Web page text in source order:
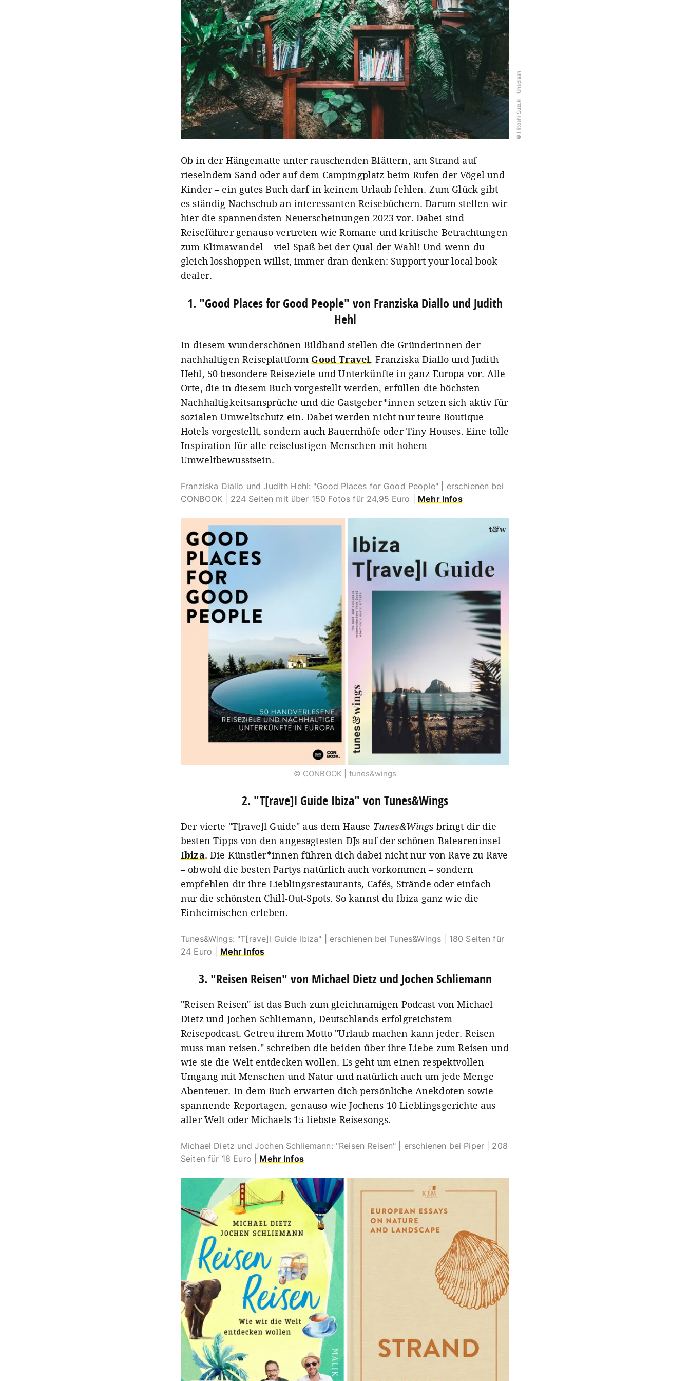
© Hitoshi Suzuki | Unsplash
Ob in der Hängematte unter rauschenden Blättern, am Strand auf
rieselndem Sand oder auf dem Campingplatz beim Rufen der Vögel und
Kinder – ein gutes Buch darf in keinem Urlaub fehlen. Zum Glück gibt
es ständig Nachschub an interessanten Reisebüchern. Darum stellen wir
hier die spannendsten Neuerscheinungen 2023 vor. Dabei sind
Reiseführer genauso vertreten wie Romane und kritische Betrachtungen
zum Klimawandel – viel Spaß bei der Qual der Wahl! Und wenn du
gleich losshoppen willst, immer dran denken: Support your local book
dealer.
1. "Good Places for Good People" von Franziska Diallo und Judith
Hehl
In diesem wunderschönen Bildband stellen die Gründerinnen der
nachhaltigen Reiseplattform Good Travel, Franziska Diallo und Judith
Hehl, 50 besondere Reiseziele und Unterkünfte in ganz Europa vor. Alle
Orte, die in diesem Buch vorgestellt werden, erfüllen die höchsten
Nachhaltigkeitsansprüche und die Gastgeber*innen setzen sich aktiv für
sozialen Umweltschutz ein. Dabei werden nicht nur teure Boutique-
Hotels vorgestellt, sondern auch Bauernhöfe oder Tiny Houses. Eine tolle
Inspiration für alle reiselustigen Menschen mit hohem
Umweltbewusstsein.
Franziska Diallo und Judith Hehl: "Good Places for Good People" | erschienen bei
CONBOOK | 224 Seiten mit über 150 Fotos für 24,95 Euro | Mehr Infos
© CONBOOK | tunes&wings
2. "T[rave]l Guide Ibiza" von Tunes&Wings
Der vierte "T[rave]l Guide" aus dem Hause Tunes&Wings bringt dir die
besten Tipps von den angesagtesten DJs auf der schönen Baleareninsel
Ibiza. Die Künstler*innen führen dich dabei nicht nur von Rave zu Rave
– obwohl die besten Partys natürlich auch vorkommen – sondern
empfehlen dir ihre Lieblingsrestaurants, Cafés, Strände oder einfach
nur die schönsten Chill-Out-Spots. So kannst du Ibiza ganz wie die
Einheimischen erleben.
Tunes&Wings: "T[rave]l Guide Ibiza" | erschienen bei Tunes&Wings | 180 Seiten für
24 Euro | Mehr Infos
3. "Reisen Reisen" von Michael Dietz und Jochen Schliemann
"Reisen Reisen" ist das Buch zum gleichnamigen Podcast von Michael
Dietz und Jochen Schliemann, Deutschlands erfolgreichstem
Reisepodcast. Getreu ihrem Motto "Urlaub machen kann jeder. Reisen
muss man reisen." schreiben die beiden über ihre Liebe zum Reisen und
wie sie die Welt entdecken wollen. Es geht um einen respektvollen
Umgang mit Menschen und Natur und natürlich auch um jede Menge
Abenteuer. In dem Buch erwarten dich persönliche Anekdoten sowie
spannende Reportagen, genauso wie Jochens 10 Lieblingsgerichte aus
aller Welt oder Michaels 15 liebste Reisesongs.
Michael Dietz und Jochen Schliemann: "Reisen Reisen" | erschienen bei Piper | 208
Seiten für 18 Euro | Mehr Infos